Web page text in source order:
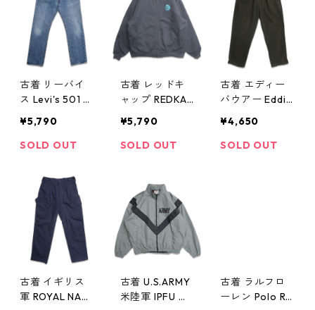
古着 リーバイ
ス Levi's 501 デ
ーンズ ジーパ
ン 表記：W34L
n w41108
¥5,790
SOLD OUT
古着 レッドキ
ャップ REDKAP
ンジャケット
スウィングトッ
gd403912n
w41108
¥5,790
SOLD OUT
古着 エディー
バウアー Eddie
ク コーデュロ
イパンツ モス
¥4,650
SOLD OUT
古着 イギリス
軍 ROYAL NAV
古着 U.S.ARMY
米陸軍 IPFU ト
古着 ラルフロ
ーレン Polo Ral